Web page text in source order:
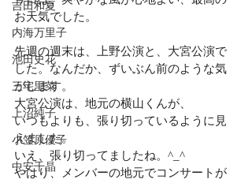
吉田和夏
内海万里子
池田史花
三宅里菜
上沼純子
小笠原優子
中安千晶
お天気でした。
先週の週末は、上野公演と、大宮公演で
した。なんだか、ずいぶん前のような気
がします。
大宮公演は、地元の横山くんが、
いつもよりも、張り切っているように見
えました。
いえ、張り切ってましたね。^_^
やはり、メンバーの地元でコンサートが